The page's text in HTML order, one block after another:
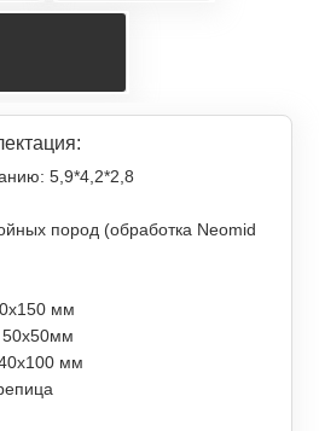
5,9*4,2*2,8
пород (обработка Neomid
мм
мм